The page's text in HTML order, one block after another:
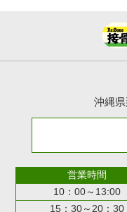
沖縄
営業時間
10：00～13:00
15：30～20：30